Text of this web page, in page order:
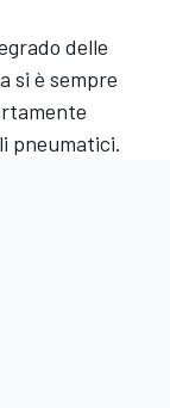
delle
si è sempre
pneumatici.